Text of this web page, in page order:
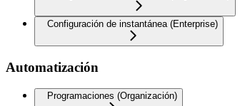
Configuración de instantánea (Enterprise)
Automatización
Programaciones (Organización)